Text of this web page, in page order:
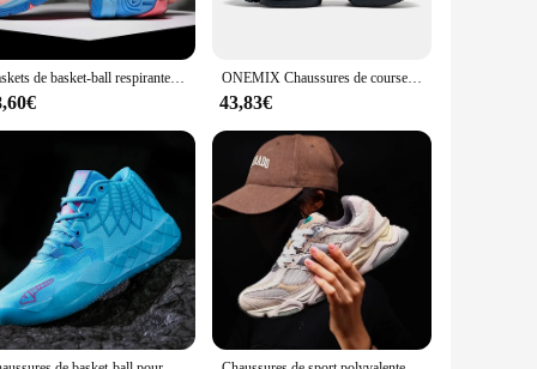
versatility extends to various environments, from the
make these shoes an excellent choice for vendors,
shoes are built to last and provide the support needed
active routine, providing the necessary support and
The lightweight design ensures that you can move
of the baskets de sport and let them be your partner
Baskets de basket-ball respirantes super légères pour hommes et femmes, chaussures de course, confortables, entraînement de fitness, luxe, couple, tendance ONEMIX Chaussures de course de sport pour hommes Musique Rhythm Man Sneakers Respirant Mesh Outdoor Athletic Shoe Light Male Chaussures de marche Taille EU 39-47
43,83€